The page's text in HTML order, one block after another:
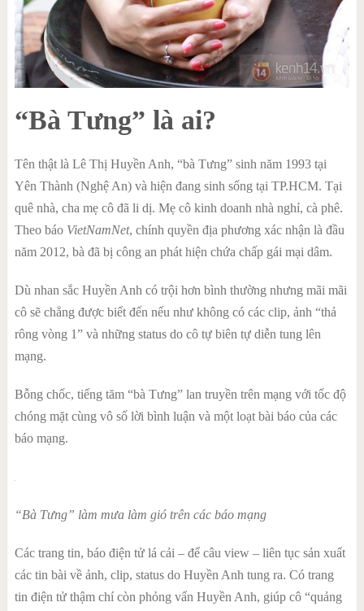
“Bà Tưng” là ai?
Tên thật là Lê Thị Huyền Anh, “bà Tưng” sinh năm 1993 tại
Yên Thành (Nghệ An) và hiện đang sinh sống tại TP.HCM. Tại
quê nhà, cha mẹ cô đã li dị. Mẹ cô kinh doanh nhà nghỉ, cà phê.
Theo báo VietNamNet, chính quyền địa phương xác nhận là đầu
năm 2012, bà đã bị công an phát hiện chứa chấp gái mại dâm.
Dù nhan sắc Huyền Anh có trội hơn bình thường nhưng mãi mãi
cô sẽ chẳng được biết đến nếu như không có các clip, ảnh “thả
rông vòng 1” và những status do cô tự biên tự diễn tung lên
mạng.
Bỗng chốc, tiếng tăm “bà Tưng” lan truyền trên mạng với tốc độ
chóng mặt cùng vô số lời bình luận và một loạt bài báo của các
báo mạng.
“Bà Tưng” làm mưa làm gió trên các báo mạng
Các trang tin, báo điện tử lá cải – để câu view – liên tục sản xuất
các tin bài về ảnh, clip, status do Huyền Anh tung ra. Có trang
tin điện tử thậm chí còn phỏng vấn Huyền Anh, giúp cô “quảng